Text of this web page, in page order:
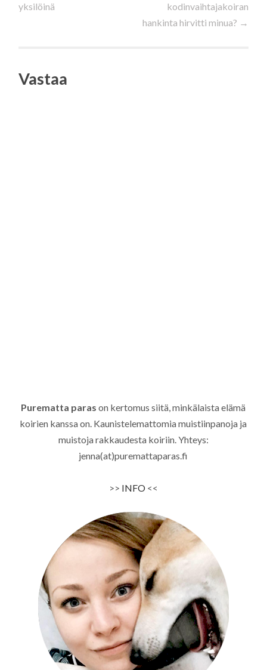
selaus
yksilöinä
kodinvaihtajakoiran
hankinta hirvitti minua? →
Vastaa
Purematta paras on kertomus siitä, minkälaista elämä
koirien kanssa on. Kaunistelemattomia muistiinpanoja ja
muistoja rakkaudesta koiriin. Yhteys:
jenna(at)puremattaparas.fi
>> INFO<<